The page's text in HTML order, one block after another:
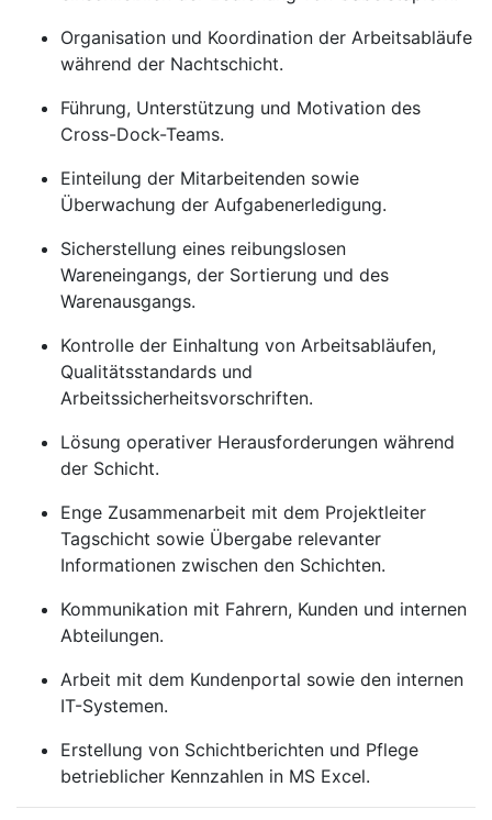
Organisation und Koordination der Arbeitsabläufe
während der Nachtschicht.
Führung, Unterstützung und Motivation des
Cross-Dock-Teams.
Einteilung der Mitarbeitenden sowie
Überwachung der Aufgabenerledigung.
Sicherstellung eines reibungslosen
Wareneingangs, der Sortierung und des
Warenausgangs.
Kontrolle der Einhaltung von Arbeitsabläufen,
Qualitätsstandards und
Arbeitssicherheitsvorschriften.
Lösung operativer Herausforderungen während
der Schicht.
Enge Zusammenarbeit mit dem Projektleiter
Tagschicht sowie Übergabe relevanter
Informationen zwischen den Schichten.
Kommunikation mit Fahrern, Kunden und internen
Abteilungen.
Arbeit mit dem Kundenportal sowie den internen
IT-Systemen.
Erstellung von Schichtberichten und Pflege
betrieblicher Kennzahlen in MS Excel.